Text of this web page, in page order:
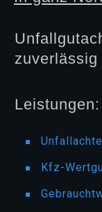
zuverlässig
Leistungen:
Kfz-